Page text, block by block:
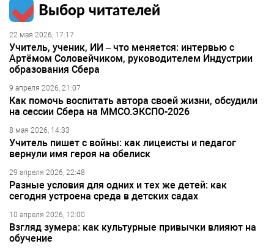
Выбор читателей
22 мая 2026, 17:17
Учитель, ученик, ИИ – что меняется: интервью с
Артёмом Соловейчиком, руководителем Индустрии
образования Сбера
9 апреля 2026, 21:07
Как помочь воспитать автора своей жизни, обсудили
на сессии Сбера на ММСО.ЭКСПО-2026
8 мая 2026, 14:33
Учитель пишет с войны: как лицеисты и педагог
вернули имя героя на обелиск
29 апреля 2026, 22:48
Разные условия для одних и тех же детей: как
сегодня устроена среда в детских садах
10 апреля 2026, 12:00
Взгляд зумера: как культурные привычки влияют на
обучение